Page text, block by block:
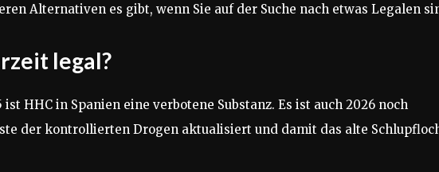
Alternativen es gibt, wenn Sie auf der Suche nach etwas Legalen
legal?
HHC in Spanien eine verbotene Substanz. Es ist auch 2026 noch
der kontrollierten Drogen aktualisiert und damit das alte